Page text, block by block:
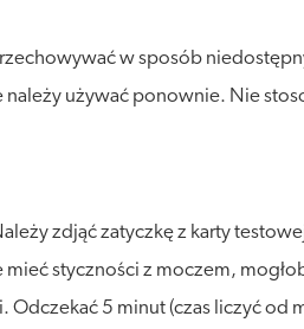
w sposób
używać ponownie. Nie
zdjąć zatyczkę z karty
styczności z moczem,
Odczekać 5 minut (czas liczyć